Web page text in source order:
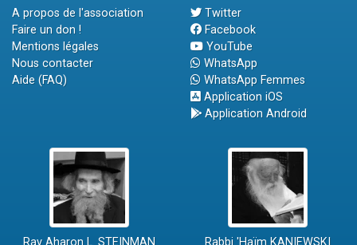
A propos de l'association
Faire un don !
Mentions légales
Nous contacter
Aide (FAQ)
Twitter
Facebook
YouTube
WhatsApp
WhatsApp Femmes
Application iOS
Application Android